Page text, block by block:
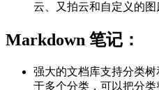
云、又拍云和自定义的图
Markdown 笔记：
强大的文档库支持分类
于多个分类，可以把分类